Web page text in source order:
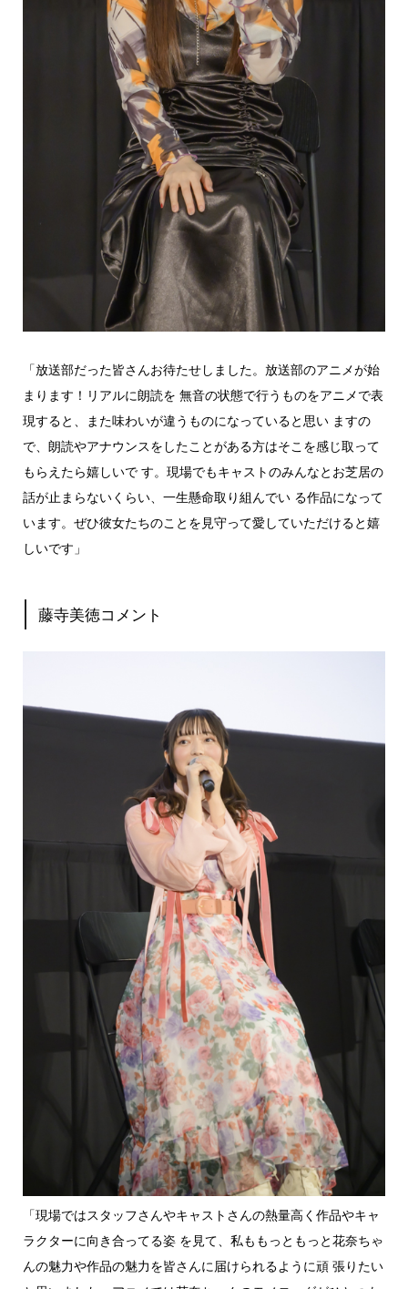
「放送部だった皆さんお待たせしました。放送部のアニメが始
まります！リアルに朗読を 無音の状態で行うものをアニメで表
現すると、また味わいが違うものになっていると思い ますの
で、朗読やアナウンスをしたことがある方はそこを感じ取って
もらえたら嬉しいで す。現場でもキャストのみんなとお芝居の
話が止まらないくらい、一生懸命取り組んでい る作品になって
います。ぜひ彼女たちのことを見守って愛していただけると嬉
しいです」
藤寺美徳コメント
「現場ではスタッフさんやキャストさんの熱量高く作品やキャ
ラクターに向き合ってる姿 を見て、私ももっともっと花奈ちゃ
んの魅力や作品の魅力を皆さんに届けられるように頑 張りたい